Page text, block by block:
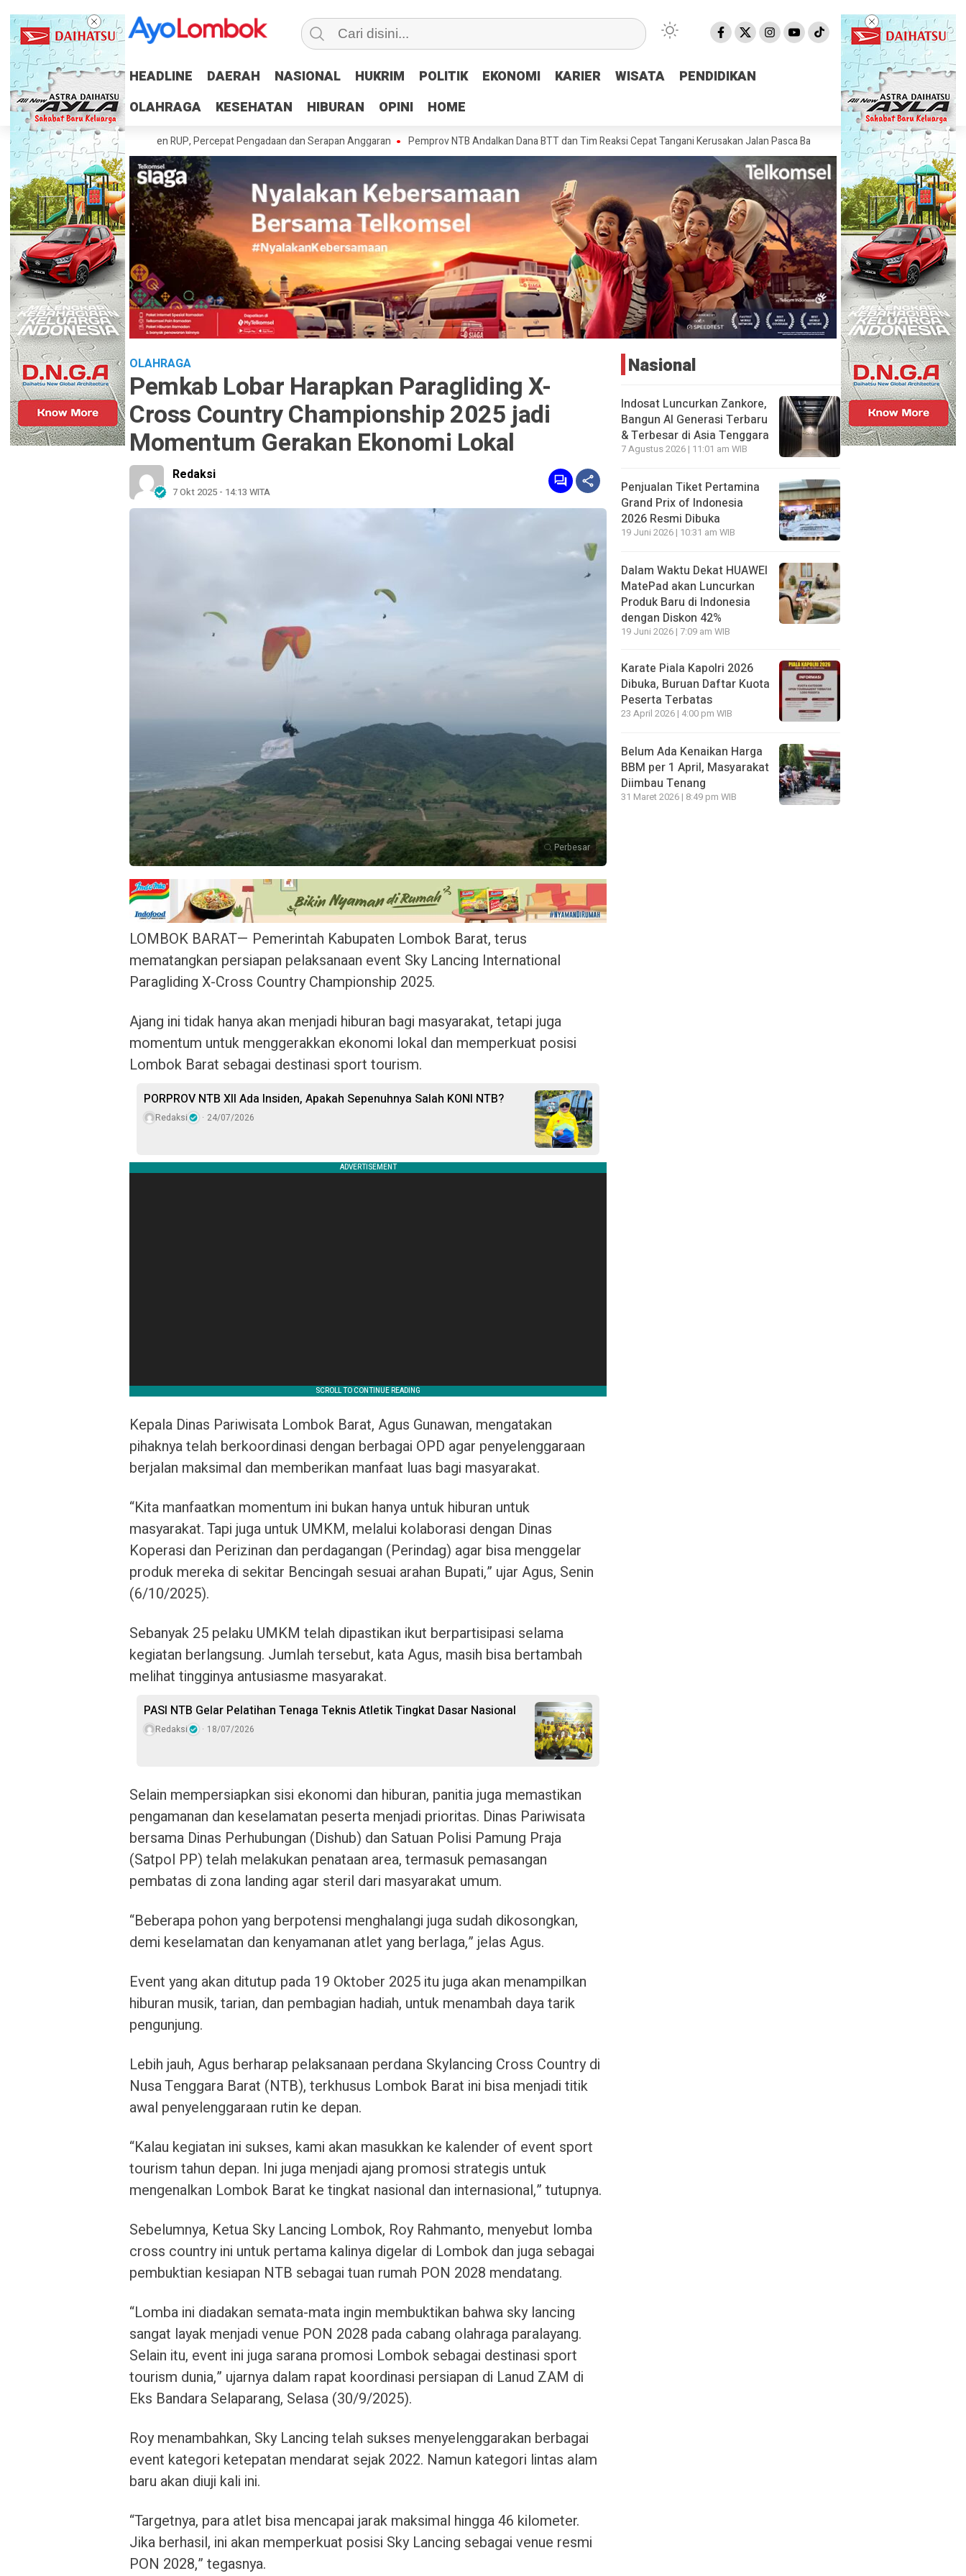
HEADLINE DAERAH NASIONAL HUKRIM POLITIK EKONOMI KARIER WISATA
PENDIDIKAN
OLAHRAGA
KESEHATAN HIBURAN OPINI HOME
HEADLINE DAERAH NASIONAL HUKRIM POLITIK EKONOMI KARIER WISATA
PENDIDIKAN
OLAHRAGA
KESEHATAN HIBURAN OPINI HOME
Tuntaskan 100 Persen RUP, Percepat Pengadaan dan Serapan Anggaran Pemprov NTB Andalkan Dana BTT dan Tim Reaksi Cepat Tangani Kerusakan Jalan Pasca Banjir Pemprov NTB Segera Luncurkan
OLAHRAGA
Pemkab Lobar Harapkan Paragliding X-
Cross Country Championship 2025 jadi
Momentum Gerakan Ekonomi Lokal
Redaksi
7 Okt 2025 - 14:13 WITA
Perbesar
LOMBOK BARAT— Pemerintah Kabupaten Lombok Barat, terus
mematangkan persiapan pelaksanaan event Sky Lancing International
Paragliding X-Cross Country Championship 2025.
Ajang ini tidak hanya akan menjadi hiburan bagi masyarakat, tetapi juga
momentum untuk menggerakkan ekonomi lokal dan memperkuat posisi
Lombok Barat sebagai destinasi sport tourism.
PORPROV NTB XII Ada Insiden, Apakah Sepenuhnya Salah KONI NTB?
Redaksi 24/07/2026
Kepala Dinas Pariwisata Lombok Barat, Agus Gunawan, mengatakan
pihaknya telah berkoordinasi dengan berbagai OPD agar penyelenggaraan
berjalan maksimal dan memberikan manfaat luas bagi masyarakat.
“Kita manfaatkan momentum ini bukan hanya untuk hiburan untuk
masyarakat. Tapi juga untuk UMKM, melalui kolaborasi dengan Dinas
Koperasi dan Perizinan dan perdagangan (Perindag) agar bisa menggelar
produk mereka di sekitar Bencingah sesuai arahan Bupati,” ujar Agus, Senin
(6/10/2025).
Sebanyak 25 pelaku UMKM telah dipastikan ikut berpartisipasi selama
kegiatan berlangsung. Jumlah tersebut, kata Agus, masih bisa bertambah
melihat tingginya antusiasme masyarakat.
PASI NTB Gelar Pelatihan Tenaga Teknis Atletik Tingkat Dasar Nasional
Redaksi 18/07/2026
Selain mempersiapkan sisi ekonomi dan hiburan, panitia juga memastikan
pengamanan dan keselamatan peserta menjadi prioritas. Dinas Pariwisata
bersama Dinas Perhubungan (Dishub) dan Satuan Polisi Pamung Praja
(Satpol PP) telah melakukan penataan area, termasuk pemasangan
pembatas di zona landing agar steril dari masyarakat umum.
“Beberapa pohon yang berpotensi menghalangi juga sudah dikosongkan,
demi keselamatan dan kenyamanan atlet yang berlaga,” jelas Agus.
Event yang akan ditutup pada 19 Oktober 2025 itu juga akan menampilkan
hiburan musik, tarian, dan pembagian hadiah, untuk menambah daya tarik
pengunjung.
Lebih jauh, Agus berharap pelaksanaan perdana Skylancing Cross Country di
Nusa Tenggara Barat (NTB), terkhusus Lombok Barat ini bisa menjadi titik
awal penyelenggaraan rutin ke depan.
“Kalau kegiatan ini sukses, kami akan masukkan ke kalender of event sport
tourism tahun depan. Ini juga menjadi ajang promosi strategis untuk
mengenalkan Lombok Barat ke tingkat nasional dan internasional,” tutupnya.
Sebelumnya, Ketua Sky Lancing Lombok, Roy Rahmanto, menyebut lomba
cross country ini untuk pertama kalinya digelar di Lombok dan juga sebagai
pembuktian kesiapan NTB sebagai tuan rumah PON 2028 mendatang.
“Lomba ini diadakan semata-mata ingin membuktikan bahwa sky lancing
sangat layak menjadi venue PON 2028 pada cabang olahraga paralayang.
Selain itu, event ini juga sarana promosi Lombok sebagai destinasi sport
tourism dunia,” ujarnya dalam rapat koordinasi persiapan di Lanud ZAM di
Eks Bandara Selaparang, Selasa (30/9/2025).
Roy menambahkan, Sky Lancing telah sukses menyelenggarakan berbagai
event kategori ketepatan mendarat sejak 2022. Namun kategori lintas alam
baru akan diuji kali ini.
“Targetnya, para atlet bisa mencapai jarak maksimal hingga 46 kilometer.
Jika berhasil, ini akan memperkuat posisi Sky Lancing sebagai venue resmi
PON 2028,” tegasnya.
Nasional
Indosat Luncurkan Zankore,
Bangun AI Generasi Terbaru
& Terbesar di Asia Tenggara
7 Agustus 2026 | 11:01 am WIB
Penjualan Tiket Pertamina
Grand Prix of Indonesia
2026 Resmi Dibuka
19 Juni 2026 | 10:31 am WIB
Dalam Waktu Dekat HUAWEI
MatePad akan Luncurkan
Produk Baru di Indonesia
dengan Diskon 42%
19 Juni 2026 | 7:09 am WIB
Karate Piala Kapolri 2026
Dibuka, Buruan Daftar Kuota
Peserta Terbatas
23 April 2026 | 4:00 pm WIB
Belum Ada Kenaikan Harga
BBM per 1 April, Masyarakat
Diimbau Tenang
31 Maret 2026 | 8:49 pm WIB